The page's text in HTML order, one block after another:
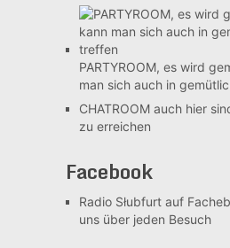
PARTYROOM, es wird
man sich auch in
CHATROOMauch hier
zu erreichen
Facebook
Radio Słubfurt auf
uns über jeden Besuch